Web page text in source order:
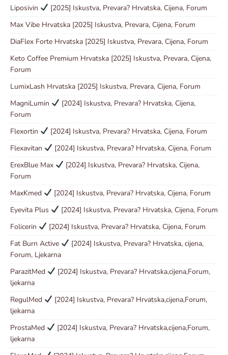
Liposivin
[2025] Iskustva, Prevara? Hrvatska, Cijena, Forum
Max Vibe Hrvatska [2025] Iskustva, Prevara, Cijena, Forum
DiaFlex Forte Hrvatska [2025] Iskustva, Prevara, Cijena, Forum
Keto Coffee Premium Hrvatska [2025] Iskustva, Prevara, Cijena,
Forum
LumixLash Hrvatska [2025] Iskustva, Prevara, Cijena, Forum
MagniLumin
[2024] Iskustva, Prevara? Hrvatska, Cijena,
Forum
Flexortin
[2024] Iskustva, Prevara? Hrvatska, Cijena, Forum
Flexavitan
[2024] Iskustva, Prevara? Hrvatska, Cijena, Forum
ErexBlue Max
[2024] Iskustva, Prevara? Hrvatska, Cijena,
Forum
MaxKmed
[2024] Iskustva, Prevara? Hrvatska, Cijena, Forum
Eyevita Plus
[2024] Iskustva, Prevara? Hrvatska, Cijena, Forum
Folicerin
[2024] Iskustva, Prevara? Hrvatska, Cijena, Forum
Fat Burn Active
[2024] Iskustva, Prevara? Hrvatska, cijena,
Forum, Ljekarna
ParazitMed
[2024] Iskustva, Prevara? Hrvatska,cijena,Forum,
ljekarna
RegulMed
[2024] Iskustva, Prevara? Hrvatska,cijena,Forum,
ljekarna
ProstaMed
[2024] Iskustva, Prevara? Hrvatska,cijena,Forum,
ljekarna